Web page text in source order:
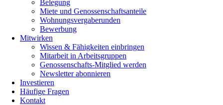
Belegung
Miete und Genossenschaftsanteile
Wohnungsvergaberunden
Bewerbung
Mitwirken
Wissen & Fähigkeiten einbringen
Mitarbeit in Arbeitsgruppen
Genossenschafts-Mitglied werden
Newsletter abonnieren
Investieren
Häufige Fragen
Kontakt